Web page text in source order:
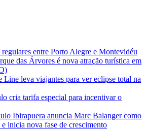
entre Porto Alegre e Montevidéu
das Árvores é nova atração turística em
leva viajantes para ver eclipse total na
cria tarifa especial para incentivar o
Ibirapuera anuncia Marc Balanger como
inicia nova fase de crescimento